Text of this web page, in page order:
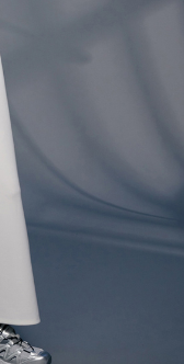
形，本公司將視審查結果
若發現惡意使用之情形，
並採取法律行動。